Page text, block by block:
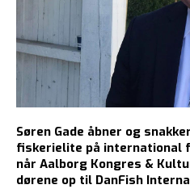
Søren Gade åbner og
fiskerielite på international
når Aalborg Kongres &
dørene op til DanFish